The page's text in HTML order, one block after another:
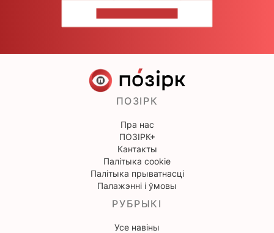
ПОЗІРК
Пра нас
ПОЗІРК+
Кантакты
Палітыка cookie
Палітыка прыватнасці
Палажэнні і ўмовы
РУБРЫКІ
Усе навіны